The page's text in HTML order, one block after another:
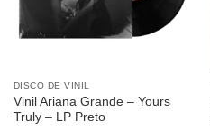
DISCO DE VINIL
Vinil Ariana Grande – Yours
Truly – LP Preto